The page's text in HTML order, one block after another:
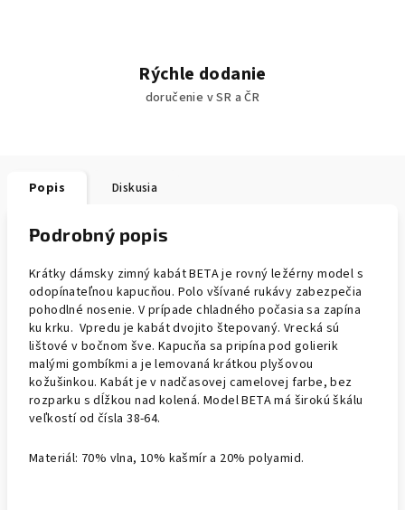
Rýchle dodanie
doručenie v SR a ČR
Popis Diskusia
Podrobný popis
Krátky dámsky zimný kabát BETA je rovný ležérny model s
odopínateľnou kapucňou. Polo všívané rukávy zabezpečia
pohodlné nosenie. V prípade chladného počasia sa zapína
ku krku. Vpredu je kabát dvojito štepovaný. Vrecká sú
lištové v bočnom šve. Kapucňa sa pripína pod golierik
malými gombíkmi a je lemovaná krátkou plyšovou
kožušinkou. Kabát je v nadčasovej camelovej farbe, bez
rozparku s dĺžkou nad kolená. Model BETA má širokú škálu
veľkostí od čísla 38-64.
Materiál: 70% vlna, 10% kašmír a 20% polyamid.